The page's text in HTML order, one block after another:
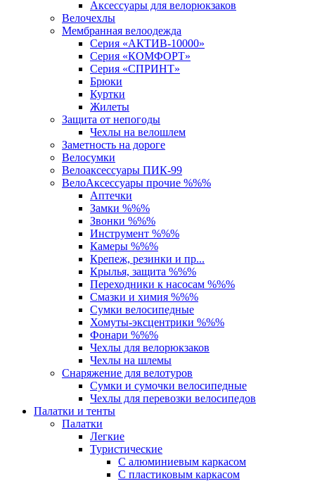
Аксессуары для велорюкзаков
Велочехлы
Мембранная велоодежда
Серия «АКТИВ-10000»
Серия «КОМФОРТ»
Серия «СПРИНТ»
Брюки
Куртки
Жилеты
Защита от непогоды
Чехлы на велошлем
Заметность на дороге
Велосумки
Велоаксессуары ПИК-99
ВелоАксессуары прочие %%%
Аптечки
Замки %%%
Звонки %%%
Инструмент %%%
Камеры %%%
Крепеж, резинки и пр...
Крылья, защита %%%
Переходники к насосам %%%
Смазки и химия %%%
Сумки велосипедные
Хомуты-эксцентрики %%%
Фонари %%%
Чехлы для велорюкзаков
Чехлы на шлемы
Снаряжение для велотуров
Сумки и сумочки велосипедные
Чехлы для перевозки велосипедов
Палатки и тенты
Палатки
Легкие
Туристические
С алюминиевым каркасом
С пластиковым каркасом